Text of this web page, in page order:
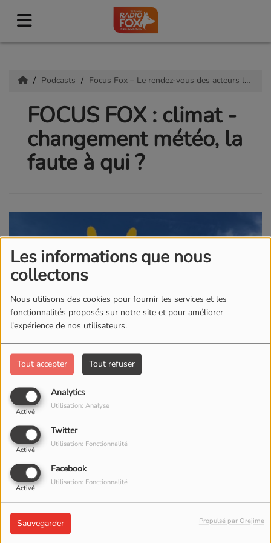
Les informations que nous
collectons
Nous utilisons des cookies pour fournir les services et les
fonctionnalités proposés sur notre site et pour améliorer
l'expérience de nos utilisateurs.
Tout accepter Tout refuser
Analytics
Activé
Utilisation: Analyse
Twitter
Activé
Utilisation: Fonctionnalité
Facebook
Activé
Utilisation: Fonctionnalité
Sauvegarder Propulsé par Orejime
Podcasts Focus Fox – Le rendez-vous des acteurs locaux
FOCUS FOX : climat -
changement météo, la
faute à qui ?
29 SEPTEMBRE 2025 - 2041 VUES
ÉCOUTER LE PODCAST TÉLÉCHARGER LE PODCAST
On parle du climat et du changement météo depuis quelques semaines